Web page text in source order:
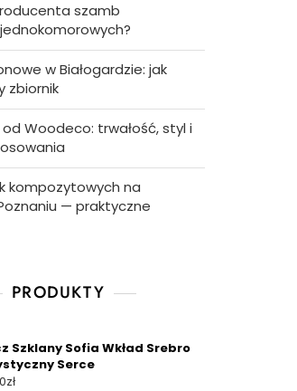
szamb
w Białogardzie: jak
zbiornik
od Woodeco: trwałość, styl i
kompozytowych na
— praktyczne
PRODUKTY
Szklany Sofia Wkład Srebro
Serce
zł